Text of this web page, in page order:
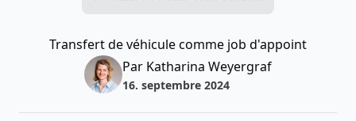
Transfert de véhicule comme job d'appoint
Par Katharina Weyergraf
16. septembre 2024